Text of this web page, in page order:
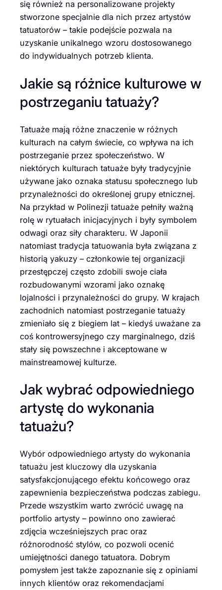
się również na personalizowane projekty
stworzone specjalnie dla nich przez artystów
tatuatorów – takie podejście pozwala na
uzyskanie unikalnego wzoru dostosowanego
do indywidualnych potrzeb klienta.
Jakie są różnice kulturowe w
postrzeganiu tatuaży?
Tatuaże mają różne znaczenie w różnych
kulturach na całym świecie, co wpływa na ich
postrzeganie przez społeczeństwo. W
niektórych kulturach tatuaże były tradycyjnie
używane jako oznaka statusu społecznego lub
przynależności do określonej grupy etnicznej.
Na przykład w Polinezji tatuaże pełniły ważną
rolę w rytuałach inicjacyjnych i były symbolem
odwagi oraz siły charakteru. W Japonii
natomiast tradycja tatuowania była związana z
historią yakuzy – członkowie tej organizacji
przestępczej często zdobili swoje ciała
rozbudowanymi wzorami jako oznakę
lojalności i przynależności do grupy. W krajach
zachodnich natomiast postrzeganie tatuaży
zmieniało się z biegiem lat – kiedyś uważane za
coś kontrowersyjnego czy marginalnego, dziś
stały się powszechne i akceptowane w
mainstreamowej kulturze.
Jak wybrać odpowiedniego
artystę do wykonania
tatuażu?
Wybór odpowiedniego artysty do wykonania
tatuażu jest kluczowy dla uzyskania
satysfakcjonującego efektu końcowego oraz
zapewnienia bezpieczeństwa podczas zabiegu.
Przede wszystkim warto zwrócić uwagę na
portfolio artysty – powinno ono zawierać
zdjęcia wcześniejszych prac oraz
różnorodność stylów, co pozwoli ocenić
umiejętności danego tatuatora. Dobrym
pomysłem jest także zapoznanie się z opiniami
innych klientów oraz rekomendacjami